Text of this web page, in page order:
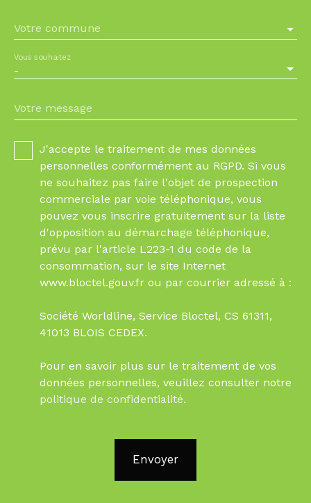
Votre commune
-
Vous souhaitez
Votre message
J'accepte le traitement de mes données
personnelles conformément au RGPD. Si vous
ne souhaitez pas faire l'objet de prospection
commerciale par voie téléphonique, vous
pouvez vous inscrire gratuitement sur la liste
d'opposition au démarchage téléphonique,
prévu par l'article L223-1 du code de la
consommation, sur le site Internet
www.bloctel.gouv.fr ou par courrier adressé à :
Société Worldline, Service Bloctel, CS 61311,
41013 BLOIS CEDEX.
Pour en savoir plus sur le traitement de vos
données personnelles, veuillez consulter notre
politique de confidentialité.
Envoyer